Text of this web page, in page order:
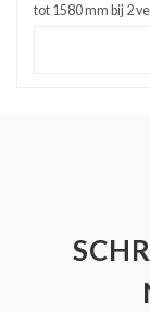
tot 1580 mm bij 2